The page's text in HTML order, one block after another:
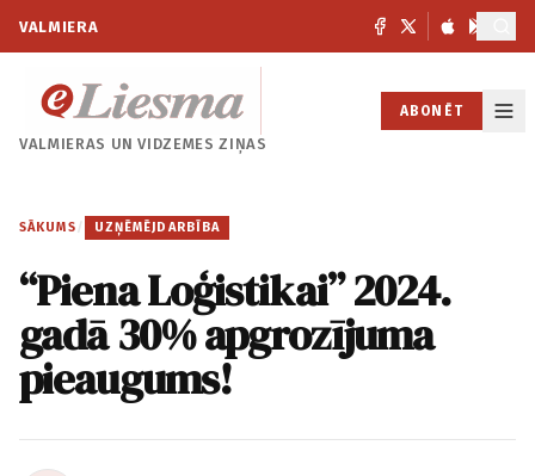
VALMIERA
VALMIERAS UNVIDZEMES ZIŅAS
ABONĒT
SĀKUMS / UZŅĒMĒJDARBĪBA
“Piena Loģistikai” 2024.
gadā 30% apgrozījuma
pieaugums!